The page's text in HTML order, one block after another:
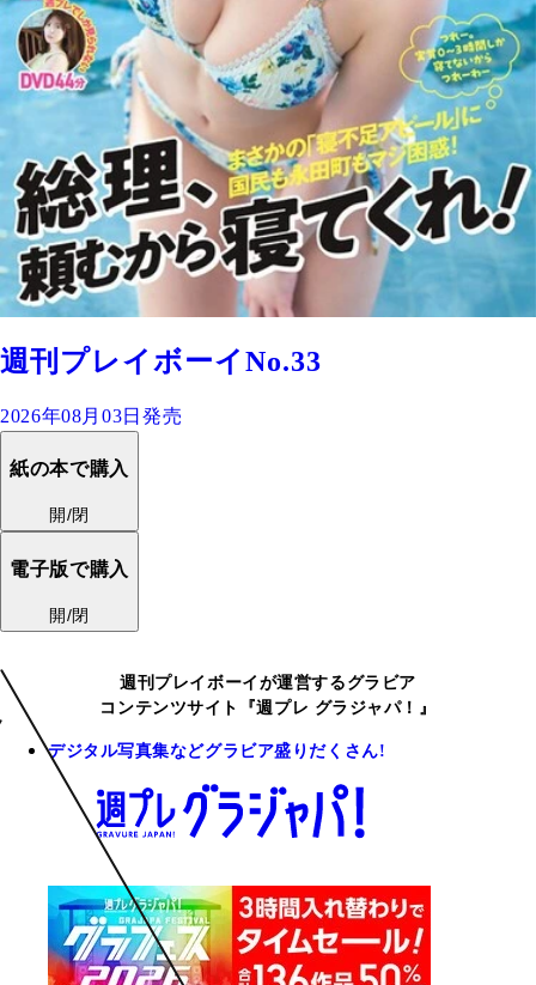
週刊プレイボーイNo.33
2026年08月03日発売
紙の本で購入
開/閉
電子版で購入
開/閉
週刊プレイボーイが運営するグラビア
コンテンツサイト『週プレ グラジャパ！』
デジタル写真集などグラビア盛りだくさん!